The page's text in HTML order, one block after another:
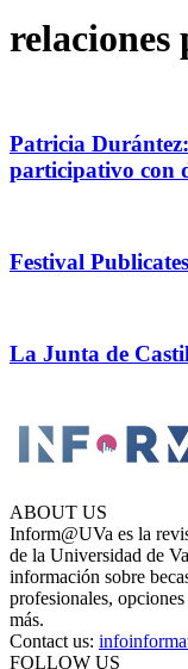
relaciones
Patricia
participativo con
Festival
La Junta de
ABOUT US
Inform@UVa es la
de la Universidad de
información sobre
profesionales,
más.
Contact us:
FOLLOW US